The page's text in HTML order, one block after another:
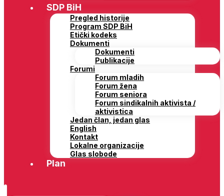
SDP BiH
Pregled historije
Program SDP BiH
Etički kodeks
Dokumenti
Dokumenti
Publikacije
Forumi
Forum mladih
Forum žena
Forum seniora
Forum sindikalnih aktivista /
aktivistica
Jedan član, jedan glas
English
Kontakt
Lokalne organizacije
Glas slobode
Plan